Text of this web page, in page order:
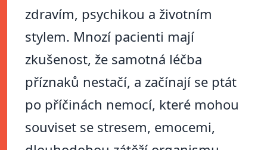
zdravím, psychikou a životním
stylem. Mnozí pacienti mají
zkušenost, že samotná léčba
příznaků nestačí, a začínají se ptát
po příčinách nemocí, které mohou
souviset se stresem, emocemi,